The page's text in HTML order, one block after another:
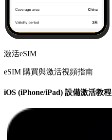
激活eSIM
eSIM 購買與激活視頻指南
iOS (iPhone/iPad) 設備激活教程